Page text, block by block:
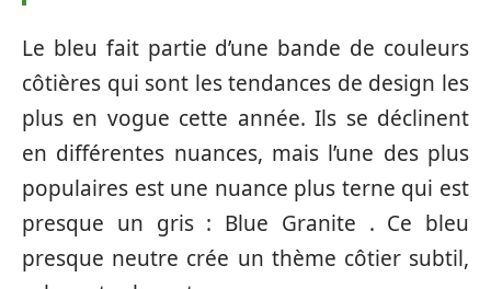
Le bleu fait partie d’une bande de couleurs
côtières qui sont les tendances de design les
plus en vogue cette année. Ils se déclinent
en différentes nuances, mais l’une des plus
populaires est une nuance plus terne qui est
presque un gris : Blue Granite . Ce bleu
presque neutre crée un thème côtier subtil,